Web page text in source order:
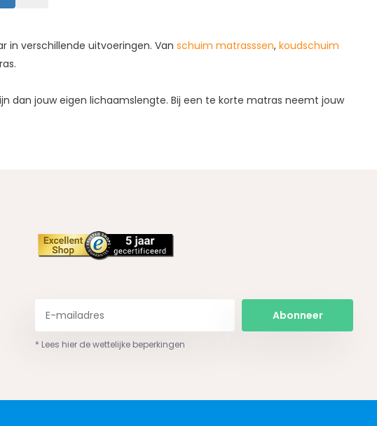
in verschillende uitvoeringen. Van schuim matrasssen, koudschuim
dan jouw eigen lichaamslengte. Bij een te korte matras neemt jouw
Abonneer
* Lees hier de wettelijke beperkingen